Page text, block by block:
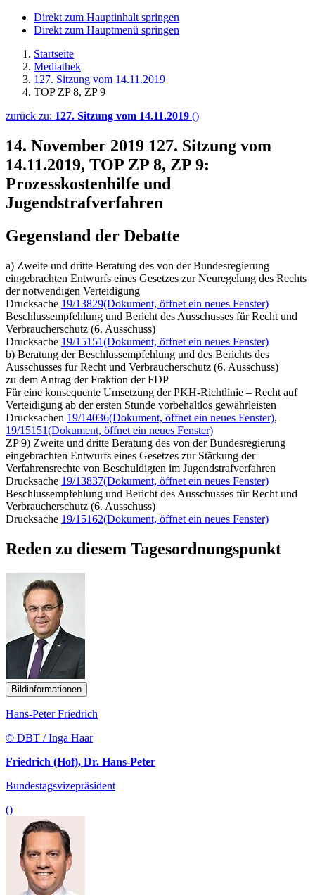
Direkt zum Hauptinhalt springen
Direkt zum Hauptmenü springen
Startseite
Mediathek
127. Sitzung vom 14.11.2019
TOP ZP 8, ZP 9
zurück zu: 127. Sitzung vom 14.11.2019 ()
14. November 2019 127. Sitzung vom
14.11.2019, TOP ZP 8, ZP 9:
Prozesskostenhilfe und
Jugendstrafverfahren
Gegenstand der Debatte
a) Zweite und dritte Beratung des von der Bundesregierung
eingebrachten Entwurfs eines Gesetzes zur Neuregelung des Rechts
der notwendigen Verteidigung
Drucksache 19/13829(Dokument, öffnet ein neues Fenster)
Beschlussempfehlung und Bericht des Ausschusses für Recht und
Verbraucherschutz (6. Ausschuss)
Drucksache 19/15151(Dokument, öffnet ein neues Fenster)
b) Beratung der Beschlussempfehlung und des Berichts des
Ausschusses für Recht und Verbraucherschutz (6. Ausschuss)
zu dem Antrag der Fraktion der FDP
Für eine konsequente Umsetzung der PKH-Richtlinie – Recht auf
Verteidigung ab der ersten Stunde vorbehaltlos gewährleisten
Drucksachen 19/14036(Dokument, öffnet ein neues Fenster),
19/15151(Dokument, öffnet ein neues Fenster)
ZP 9) Zweite und dritte Beratung des von der Bundesregierung
eingebrachten Entwurfs eines Gesetzes zur Stärkung der
Verfahrensrechte von Beschuldigten im Jugendstrafverfahren
Drucksache 19/13837(Dokument, öffnet ein neues Fenster)
Beschlussempfehlung und Bericht des Ausschusses für Recht und
Verbraucherschutz (6. Ausschuss)
Drucksache 19/15162(Dokument, öffnet ein neues Fenster)
Reden zu diesem Tagesordnungspunkt
Bildinformationen
Hans-Peter Friedrich
© DBT / Inga Haar
Friedrich (Hof), Dr. Hans-Peter
Bundestagsvizepräsident
()